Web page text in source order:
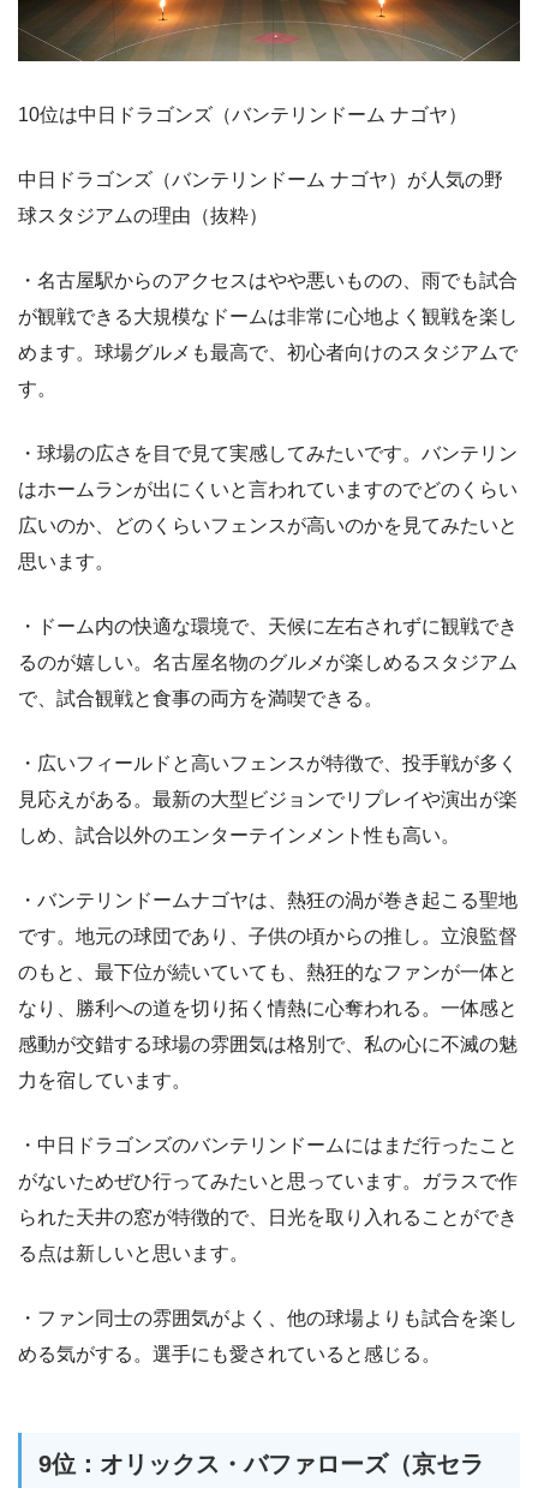
10位は中日ドラゴンズ（バンテリンドーム ナゴヤ）
中日ドラゴンズ（バンテリンドーム ナゴヤ）が人気の野
球スタジアムの理由（抜粋）
・名古屋駅からのアクセスはやや悪いものの、雨でも試合
が観戦できる大規模なドームは非常に心地よく観戦を楽し
めます。球場グルメも最高で、初心者向けのスタジアムで
す。
・球場の広さを目で見て実感してみたいです。バンテリン
はホームランが出にくいと言われていますのでどのくらい
広いのか、どのくらいフェンスが高いのかを見てみたいと
思います。
・ドーム内の快適な環境で、天候に左右されずに観戦でき
るのが嬉しい。名古屋名物のグルメが楽しめるスタジアム
で、試合観戦と食事の両方を満喫できる。
・広いフィールドと高いフェンスが特徴で、投手戦が多く
見応えがある。最新の大型ビジョンでリプレイや演出が楽
しめ、試合以外のエンターテインメント性も高い。
・バンテリンドームナゴヤは、熱狂の渦が巻き起こる聖地
です。地元の球団であり、子供の頃からの推し。立浪監督
のもと、最下位が続いていても、熱狂的なファンが一体と
なり、勝利への道を切り拓く情熱に心奪われる。一体感と
感動が交錯する球場の雰囲気は格別で、私の心に不滅の魅
力を宿しています。
・中日ドラゴンズのバンテリンドームにはまだ行ったこと
がないためぜひ行ってみたいと思っています。ガラスで作
られた天井の窓が特徴的で、日光を取り入れることができ
る点は新しいと思います。
・ファン同士の雰囲気がよく、他の球場よりも試合を楽し
める気がする。選手にも愛されていると感じる。
9位：オリックス・バファローズ（京セラ